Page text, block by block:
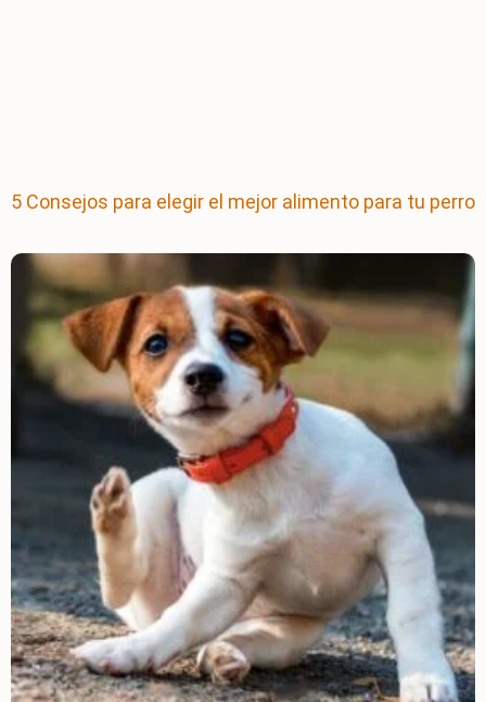
5 Consejos para elegir el mejor alimento para tu perro